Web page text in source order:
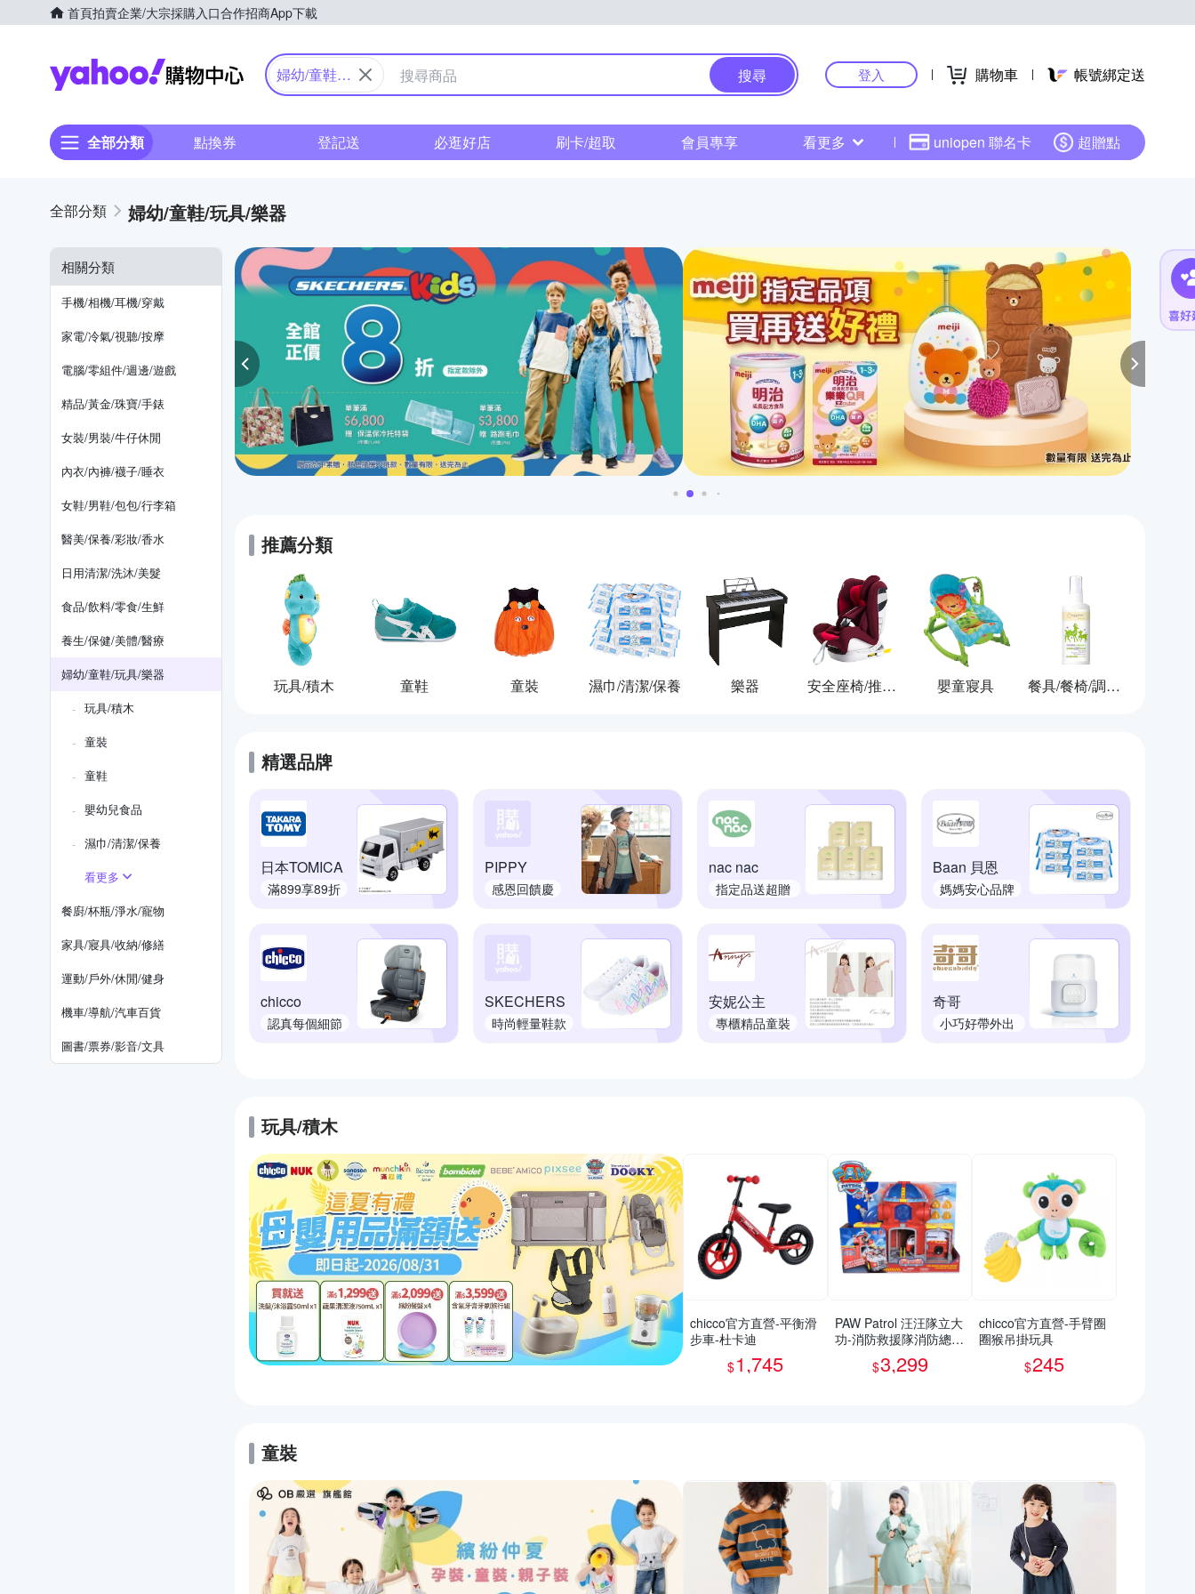
首頁拍賣企業/大宗採購入口合作招商App下載
Yahoo購物中心
婦幼/童鞋/
搜尋 登入 購物車 帳號綁定送
全部分類 點換券 登記送 必逛好店 刷卡/超取 會員專享 看更多 uniopen 聯名卡 超贈點
婦幼/童鞋/玩具/樂器
相關分類
手機/相機/耳機/穿戴
家電/冷氣/視聽/按摩
電腦/零組件/週邊/遊戲
精品/黃金/珠寶/手錶
女裝/男裝/牛仔休閒
內衣/內褲/襪子/睡衣
女鞋/男鞋/包包/行李箱
醫美/保養/彩妝/香水
日用清潔/洗沐/美髮
食品/飲料/零食/生鮮
養生/保健/美體/醫療
婦幼/童鞋/玩具/樂器
玩具/積木
童裝
童鞋
嬰幼兒食品
濕巾/清潔/保養
看更多
餐廚/杯瓶/淨水/寵物
家具/寢具/收納/修繕
運動/戶外/休閒/健身
機車/導航/汽車百貨
圖書/票券/影音/文具
推薦分類
玩具/積木 童鞋 童裝 濕巾/清潔/保養 樂器 安全座椅/推車/背巾 嬰童寢具 餐具/餐椅/調理用品
精選品牌
日本TOMICA
滿899享89折
PIPPY
感恩回饋慶
nac nac
指定品送超贈
Baan 貝恩
媽媽安心品牌
chicco
認真每個細節
SKECHERS
時尚輕量鞋款
安妮公主
專櫃精品童裝
奇哥
小巧好帶外出
玩具/積木的優惠推薦活動
chicco官方直營-平衡滑
步車-杜卡迪
$1,745
PAW Patrol 汪汪隊立大
功-消防救援隊消防總部
場景遊戲組_SUNUP
$3,299
chicco官方直營-手臂圈
圈猴吊掛玩具
$245
童裝